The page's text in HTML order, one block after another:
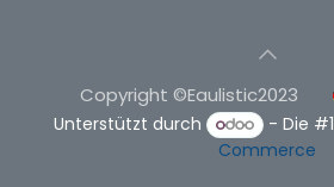
Copyright ©Eaulistic2023
Unterstützt durch - Die #1
Commerce